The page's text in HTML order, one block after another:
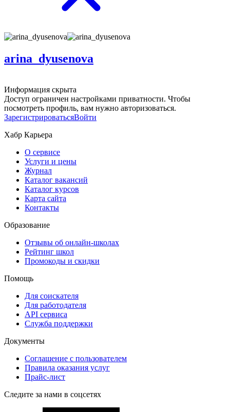
arina_dyusenova
Информация скрыта
Доступ ограничен настройками приватности. Чтобы
посмотреть профиль, вам нужно авторизоваться.
ЗарегистрироватьсяВойти
Хабр Карьера
О сервисе
Услуги и цены
Журнал
Каталог вакансий
Каталог курсов
Карта сайта
Контакты
Образование
Отзывы об онлайн-школах
Рейтинг школ
Промокоды и скидки
Помощь
Для соискателя
Для работодателя
API сервиса
Служба поддержки
Документы
Соглашение с пользователем
Правила оказания услуг
Прайс-лист
Следите за нами в соцсетях